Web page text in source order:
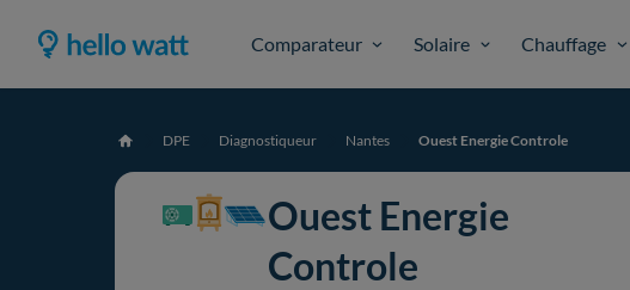
Comparateur Solaire Chauffage
Accueil DPE Diagnostiqueur Nantes Ouest Energie Controle
Ouest Energie
Controle